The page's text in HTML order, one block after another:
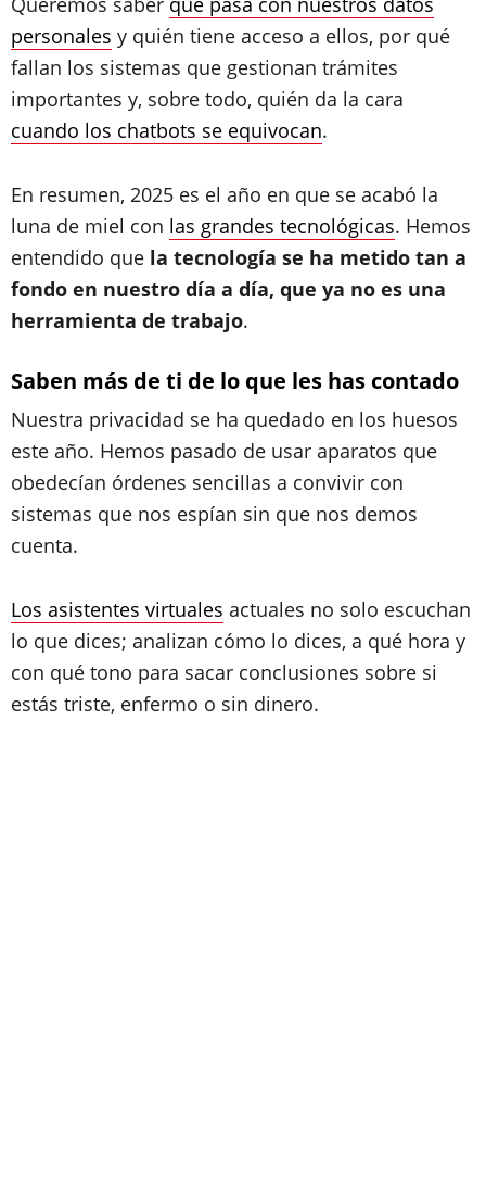
personales y quién tiene acceso a ellos, por qué
fallan los sistemas que gestionan trámites
importantes y, sobre todo, quién da la cara
cuando los chatbots se equivocan.
En resumen, 2025 es el año en que se acabó la
luna de miel con las grandes tecnológicas. Hemos
entendido que la tecnología se ha metido tan a
fondo en nuestro día a día, que ya no es una
herramienta de trabajo.
Saben más de ti de lo que les has contado
Nuestra privacidad se ha quedado en los huesos
este año. Hemos pasado de usar aparatos que
obedecían órdenes sencillas a convivir con
sistemas que nos espían sin que nos demos
cuenta.
Los asistentes virtuales actuales no solo escuchan
lo que dices; analizan cómo lo dices, a qué hora y
con qué tono para sacar conclusiones sobre si
estás triste, enfermo o sin dinero.